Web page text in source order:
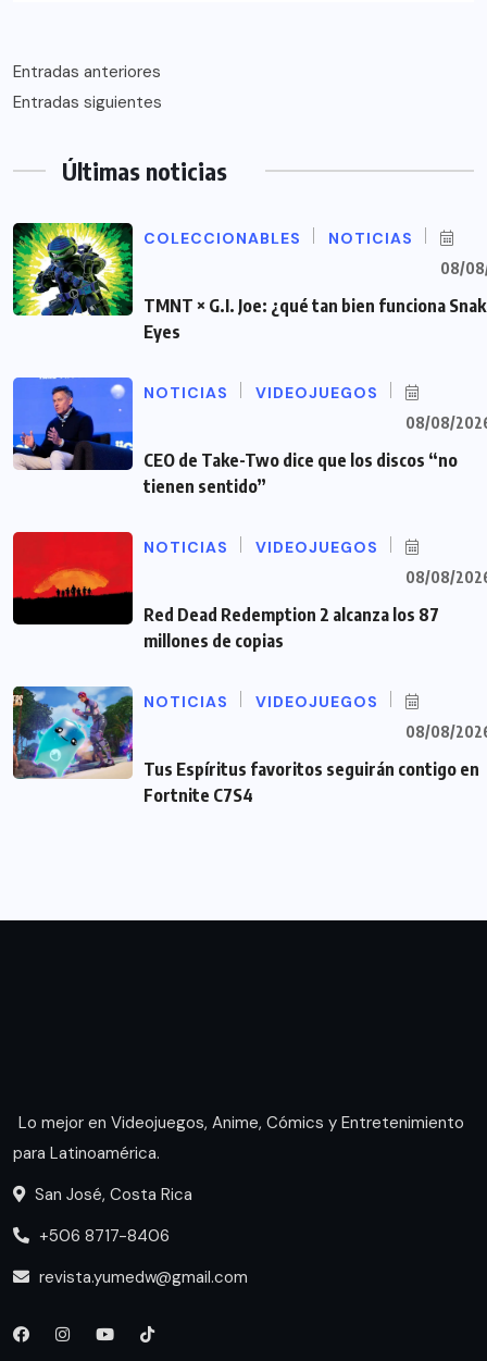
Navegación
de
entradas
Entradas anteriores
Entradas siguientes
Últimas noticias
COLECCIONABLES NOTICIAS
08/
TMNT × G.I. Joe: ¿qué tan bien funciona
Eyes
NOTICIAS VIDEOJUEGOS
08/08/
CEO de Take-Two dice que los discos “no
tienen sentido”
NOTICIAS VIDEOJUEGOS
08/08/
Red Dead Redemption 2 alcanza los 87
millones de copias
NOTICIAS VIDEOJUEGOS
08/08/
Tus Espíritus favoritos seguirán contigo en
Fortnite C7S4
Lo mejor en Videojuegos, Anime, Cómics y Entretenimiento
para Latinoamérica.
San José, Costa Rica
+506 8717-8406
revista.yumedw@gmail.com